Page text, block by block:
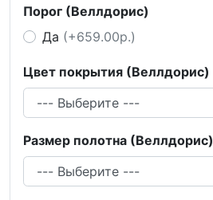
Порог (Веллдорис)
Да (+659.00р.)
Цвет покрытия (Веллдорис)
Размер полотна (Веллдорис)